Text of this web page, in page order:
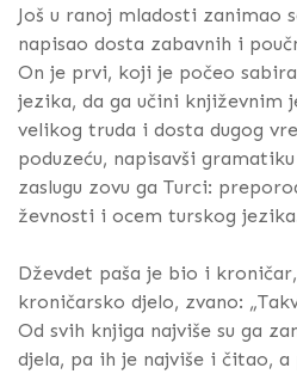
Još u ranoj mladosti zanimao
napisao dosta zabavnih i
On je prvi, koji je počeo
jezika, da ga učini književnim
velikog truda i dosta dugog
poduzeću, napisavši
zaslugu zovu ga Turci:
ževnosti i ocem turskog
Dževdet paša je bio i
kroničarsko djelo, zvano:
Od svih knjiga najviše su ga
djela, pa ih je najviše i čitao,